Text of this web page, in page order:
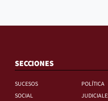
SECCIONES
SUCESOS
POLÍTICA
SOCIAL